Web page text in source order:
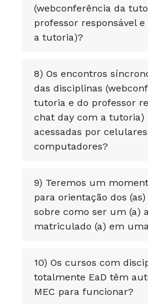
(webconferência da
professor responsável
a tutoria)?
8) Os encontros
das disciplinas
tutoria e do professor
chat day com a tutoria)
acessadas por
computadores?
9) Teremos um
para orientação dos
sobre como ser um (a)
matriculado (a) em
10) Os cursos com
totalmente EaD têm
MEC para funcionar?